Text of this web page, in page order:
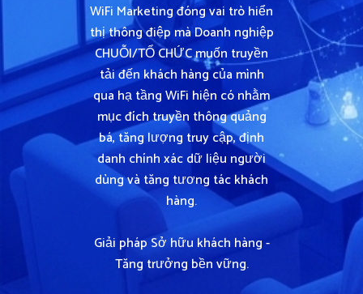
WiFi Marketing đóng vai trò hiển
thị thông điệp mà Doanh nghiệp
CHUỖI/TỔ CHỨC muốn truyền
tải đến khách hàng của mình
qua hạ tầng WiFi hiện có nhằm
mục đích truyền thông quảng
bá, tăng lượng truy cập, định
danh chính xác dữ liệu người
dùng và tăng tương tác khách
hàng.
Giải pháp Sở hữu khách hàng -
Tăng trưởng bền vững.